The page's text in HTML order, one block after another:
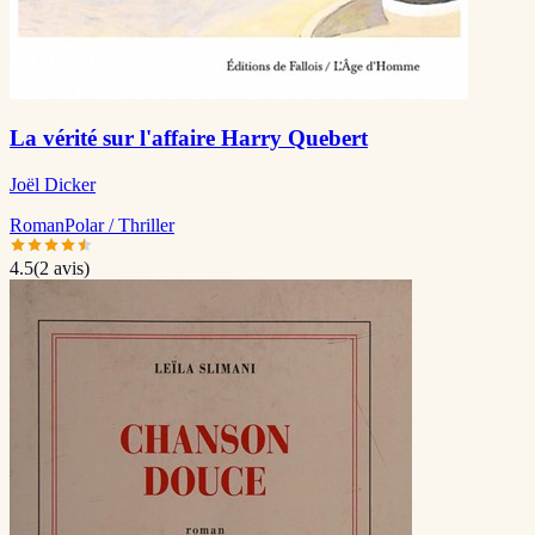
La vérité sur l'affaire Harry Quebert
Joël Dicker
RomanPolar / Thriller
4.5(2 avis)